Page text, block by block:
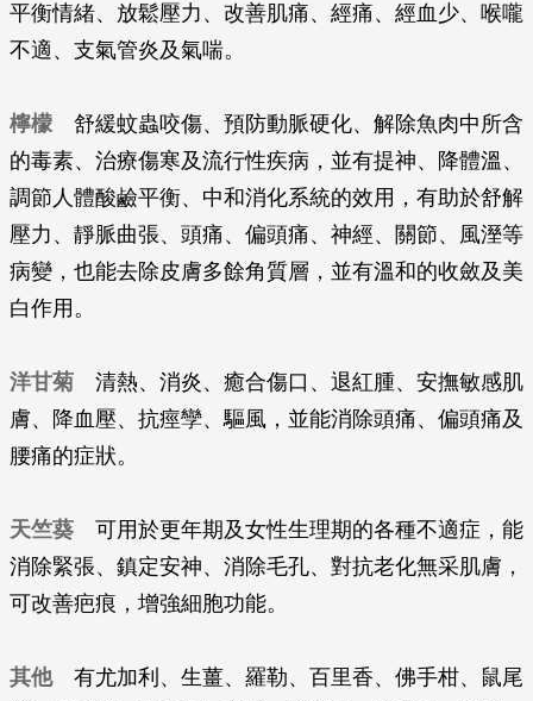
平衡情緒、放鬆壓力、改善肌痛、經痛、經血少、喉嚨
不適、支氣管炎及氣喘。
檸檬舒緩蚊蟲咬傷、預防動脈硬化、解除魚肉中所含
的毒素、治療傷寒及流行性疾病，並有提神、降體溫、
調節人體酸鹼平衡、中和消化系統的效用，有助於舒解
壓力、靜脈曲張、頭痛、偏頭痛、神經、關節、風溼等
病變，也能去除皮膚多餘角質層，並有溫和的收斂及美
白作用。
洋甘菊 清熱、消炎、癒合傷口、退紅腫、安撫敏感肌
膚、降血壓、抗痙孿、驅風，並能消除頭痛、偏頭痛及
腰痛的症狀。
天竺葵 可用於更年期及女性生理期的各種不適症，能
消除緊張、鎮定安神、消除毛孔、對抗老化無采肌膚，
可改善疤痕，增強細胞功能。
其他有尤加利、生薑、羅勒、百里香、佛手柑、鼠尾